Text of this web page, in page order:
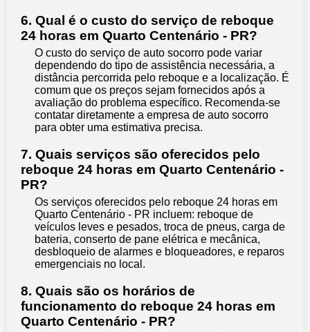
6. Qual é o custo do serviço de reboque
24 horas em Quarto Centenário - PR?
O custo do serviço de auto socorro pode variar
dependendo do tipo de assistência necessária, a
distância percorrida pelo reboque e a localização. É
comum que os preços sejam fornecidos após a
avaliação do problema específico. Recomenda-se
contatar diretamente a empresa de auto socorro
para obter uma estimativa precisa.
7. Quais serviços são oferecidos pelo
reboque 24 horas em Quarto Centenário -
PR?
Os serviços oferecidos pelo reboque 24 horas em
Quarto Centenário - PR incluem: reboque de
veículos leves e pesados, troca de pneus, carga de
bateria, conserto de pane elétrica e mecânica,
desbloqueio de alarmes e bloqueadores, e reparos
emergenciais no local.
8. Quais são os horários de
funcionamento do reboque 24 horas em
Quarto Centenário - PR?